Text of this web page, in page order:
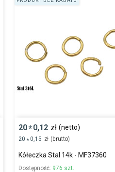
20*0,12 zł (netto)
20 *0,15 zł (brutto)
Kółeczka Stal 14k - MF37360
Dostępność: 976 szt.